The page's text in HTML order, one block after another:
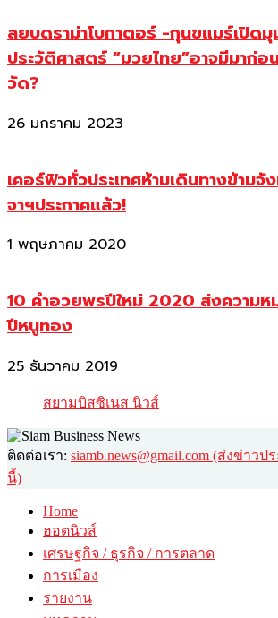
สยบดราม่าโบกาตอร์ -กุนขแมร์เปิด
ประวัติศาสตร์ “มวยไทย”อาจมีมาก่
วัด?
26 มกราคม 2023
เคอร์ฟิวทั่วประเทศห้ามเดินทางข้ามจั
จาฯประกาศแล้ว!
1 พฤษภาคม 2020
10 คำอวยพรปีใหม่ 2020 ส่งความ
ปีหนูทอง
25 ธันวาคม 2019
สยามบิสซิเนส นิวส์
ติดต่อเรา: siamb.news@gmail.com (ส่งข่าว
นี้)
Home
ฮอตนิวส์
เศรษฐกิจ / ธุรกิจ / การตลาด
การเมือง
รายงาน